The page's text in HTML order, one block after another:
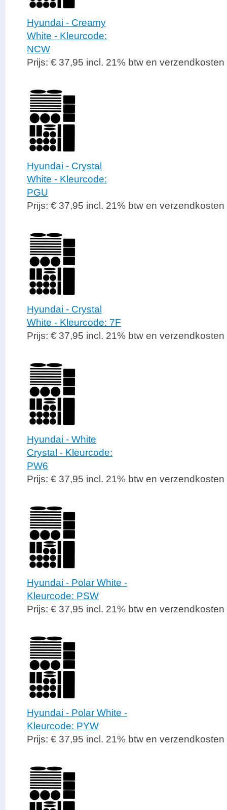
Hyundai - Creamy
White - Kleurcode:
NCW
Prijs: € 37,95 incl. 21% btw en verzendkosten
Hyundai - Crystal
White - Kleurcode:
PGU
Prijs: € 37,95 incl. 21% btw en verzendkosten
Hyundai - Crystal
White - Kleurcode: 7F
Prijs: € 37,95 incl. 21% btw en verzendkosten
Hyundai - White
Crystal - Kleurcode:
PW6
Prijs: € 37,95 incl. 21% btw en verzendkosten
Hyundai - Polar White -
Kleurcode: PSW
Prijs: € 37,95 incl. 21% btw en verzendkosten
Hyundai - Polar White -
Kleurcode: PYW
Prijs: € 37,95 incl. 21% btw en verzendkosten